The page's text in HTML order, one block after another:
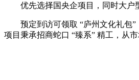
优先选择国央企项目，同时大户型
预定到访可领取 “庐州文化礼包”
项目秉承招商蛇口 “臻系” 精工，从